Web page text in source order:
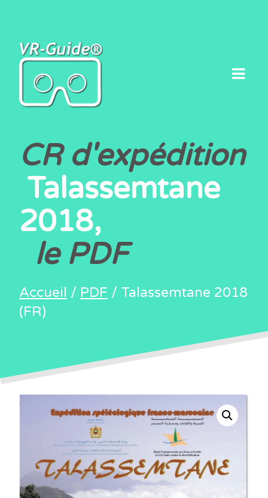
content
CR d'expédition
Talassemtane
2018,
le PDF
Accueil / PDF / Talassemtane 2018
(FR)